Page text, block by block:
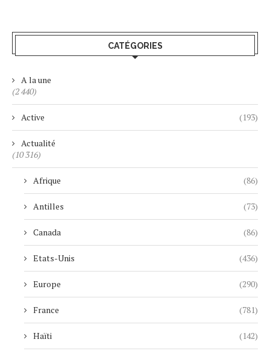
CATÉGORIES
A la une
(2 440)
Active (193)
Actualité
(10 316)
Afrique (86)
Antilles (73)
Canada (86)
Etats-Unis (436)
Europe (290)
France (781)
Haïti (142)